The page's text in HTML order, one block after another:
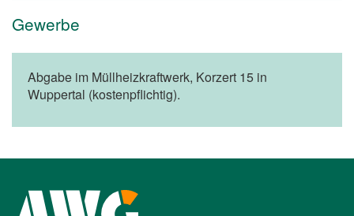
Gewerbe
Abgabe im Müllheizkraftwerk, Korzert 15 in
Wuppertal (kostenpflichtig).